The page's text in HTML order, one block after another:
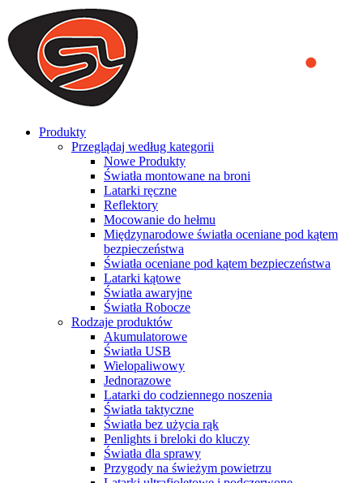
We use cookies to ensure that we provide you the best experience
on our website. By continuing to browse this website, you accept
that cookies are used to help us analyze how the website is used and
to offer you a better experience. To learn more or to find out how
you can disable cookies, you can access our
Produkty
Przeglądaj według kategorii
Nowe Produkty
Światła montowane na broni
Latarki ręczne
Reflektory
Mocowanie do hełmu
Międzynarodowe światła oceniane pod kątem
bezpieczeństwa
Światła oceniane pod kątem bezpieczeństwa
Latarki kątowe
Światła awaryjne
Światła Robocze
Rodzaje produktów
Akumulatorowe
Światła USB
Wielopaliwowy
Jednorazowe
Latarki do codziennego noszenia
Światła taktyczne
Światła bez użycia rąk
Penlights i breloki do kluczy
Światła dla sprawy
Przygody na świeżym powietrzu